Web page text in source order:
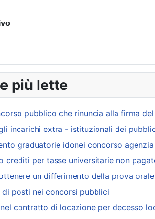
più lette
pubblico che rinuncia alla firma
incarichi extra - istituzionali dei
graduatorie idonei concorso
crediti per tasse universitarie non
un differimento della prova
di posti nei concorsi pubblici
contratto di locazione per decesso